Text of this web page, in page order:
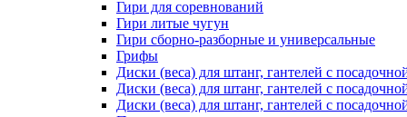
Гири для соревнований
Гири литые чугун
Гири сборно-разборные и универсальные
Грифы
Диски (веса) для штанг, гантелей с
Диски (веса) для штанг, гантелей с
Диски (веса) для штанг, гантелей с